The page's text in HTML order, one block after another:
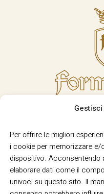
Per offrire le migliori
i cookie per memorizzare
dispositivo. Acconsentendo
elaborare dati come il
univoci su questo sito. Il